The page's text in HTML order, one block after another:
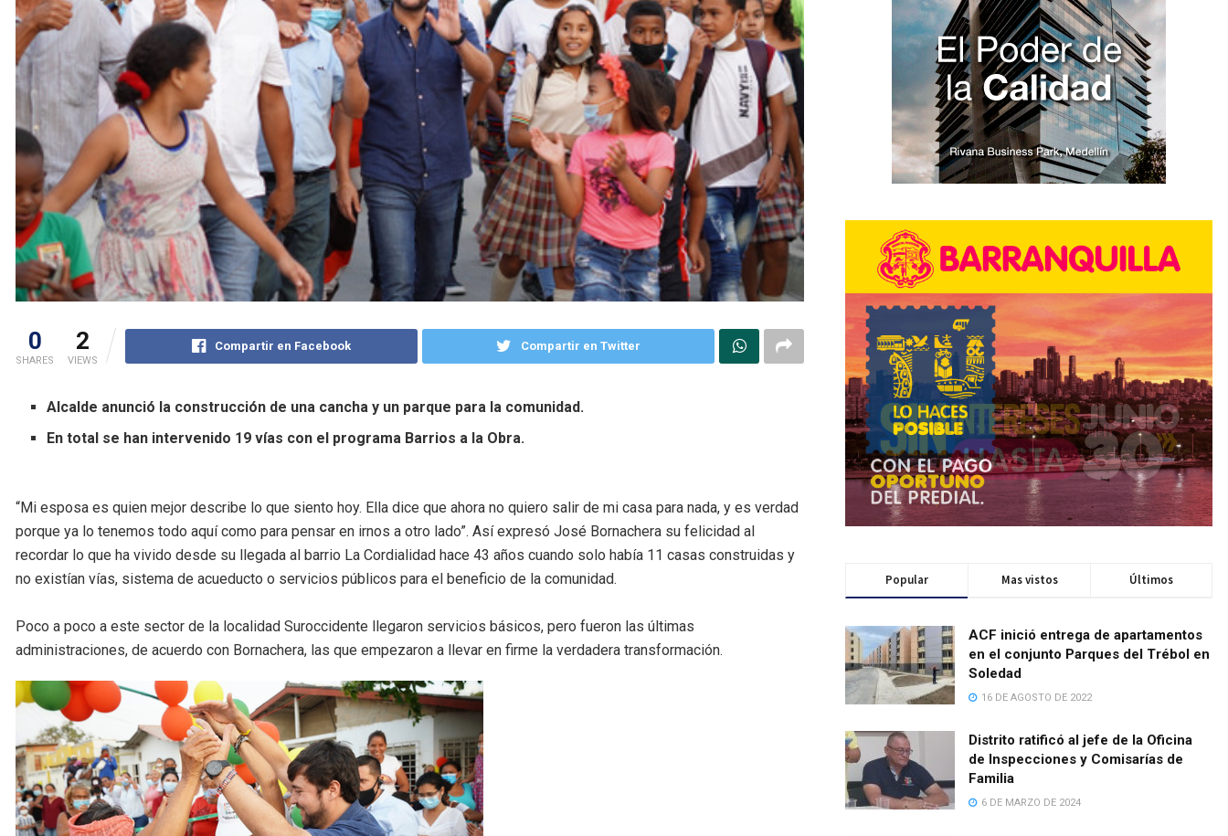
0
SHARES
2
VIEWS
Compartir en Facebook Compartir en Twitter
Alcalde anunció la construcción de una cancha y un parque para la comunidad.
En total se han intervenido 19 vías con el programa Barrios a la Obra.
“Mi esposa es quien mejor describe lo que siento hoy. Ella dice que ahora no quiero salir de mi casa para nada, y es verdad
porque ya lo tenemos todo aquí como para pensar en irnos a otro lado”. Así expresó José Bornachera su felicidad al
recordar lo que ha vivido desde su llegada al barrio La Cordialidad hace 43 años cuando solo había 11 casas construidas y
no existían vías, sistema de acueducto o servicios públicos para el beneficio de la comunidad.
Poco a poco a este sector de la localidad Suroccidente llegaron servicios básicos, pero fueron las últimas
administraciones, de acuerdo con Bornachera, las que empezaron a llevar en firme la verdadera transformación.
Popular Mas vistos Últimos
ACF inició entrega de apartamentos
en el conjunto Parques del Trébol en
Soledad
16 DE AGOSTO DE 2022
Distrito ratificó al jefe de la Oficina
de Inspecciones y Comisarías de
Familia
6 DE MARZO DE 2024